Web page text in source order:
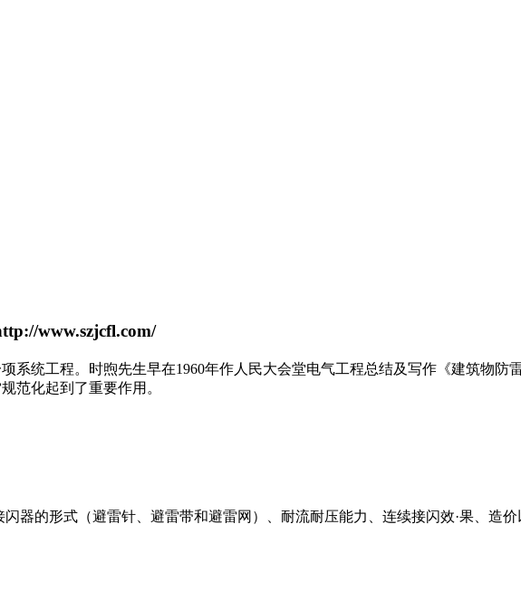
www.szjcfl.com/
系统工程。时煦先生早在1960年作人民大会堂电气工程总结及写作《建筑物
范化起到了重要作用。
器的形式（避雷针、避雷带和避雷网）、耐流耐压能力、连续接闪效·果、造价